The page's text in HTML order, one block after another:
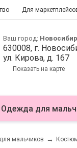
Для
Ваш город:
630008, г.
ул. Кирова, д. 167
Показать на карте
Одежда для
мальчиков